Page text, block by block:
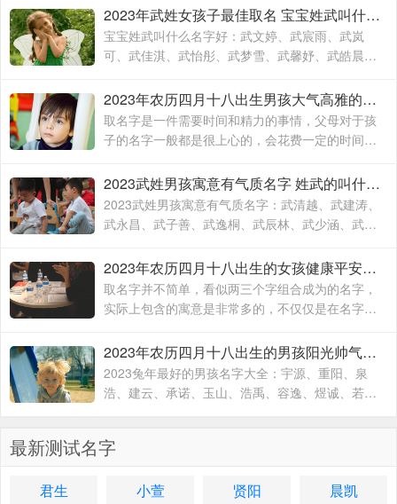
然、明杨、冠泽、晓锋、
2023年武姓女孩子最佳取名 宝宝姓武叫什么名字好
宝宝姓武叫什么名字好：武文婷、武宸雨、武岚
可、武佳淇、武怡彤、武梦雪、武馨妤、武皓晨、
武楚妍、武子懿、武宸羽、武思敏、武梓榆、武思
诺、武奕君、武涵雨、武
2023年农历四月十八出生男孩大气高雅的名字 2023年男孩姓名大全
取名字是一件需要时间和精力的事情，父母对于孩
子的名字一般都是很上心的，会花费一定的时间和
精力去取，毕竟不出意外的话，一个名字会伴随孩
子的出生到结束，贯穿孩子的一生
2023武姓男孩寓意有气质名字 姓武的叫什么名字
2023武姓男孩寓意有气质名字：武清越、武建涛、
武永昌、武子善、武逸桐、武辰林、武少涵、武月
桐、武梓橙、武进平、武云志、武红伟、武梓栎、
武一纯、武润洁、
2023年农历四月十八出生的女孩健康平安的名字 兔年出生适合女孩子的名字
取名字并不简单，看似两三个字组合成为的名字，
实际上包含的寓意是非常多的，不仅仅是在名字的
文字组合搭配方面，对于名字的内在含义方面也有
着不一样的寓意，一个名字究竟取的好不好
2023年农历四月十八出生的男孩阳光帅气的名字 2023兔年最好的男孩名字大全
2023兔年最好的男孩名字大全：宇源、重阳、泉
浩、建云、承诺、玉山、浩禹、容逸、煜诚、若
天、融凯、溢涵、德权、书远、沐霜、登峰、洪
最新测试名字
君生 小萱 贤阳
晨凯